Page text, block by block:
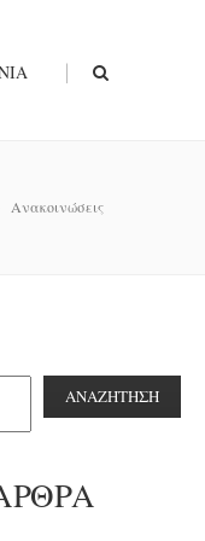
|
Ανακοινώσεις
ΑΝΑΖΉΤΗΣΗ